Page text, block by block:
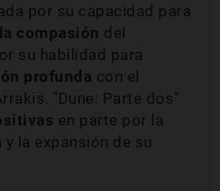
por su capacidad para
compasión del
su habilidad para
profunda con el
"Dune: Parte dos"
en parte por la
y la expansión de su